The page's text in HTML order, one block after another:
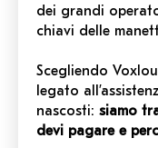
dei grandi
chiavi delle
Scegliendo
legato
nascosti: siamo
devi pagare e